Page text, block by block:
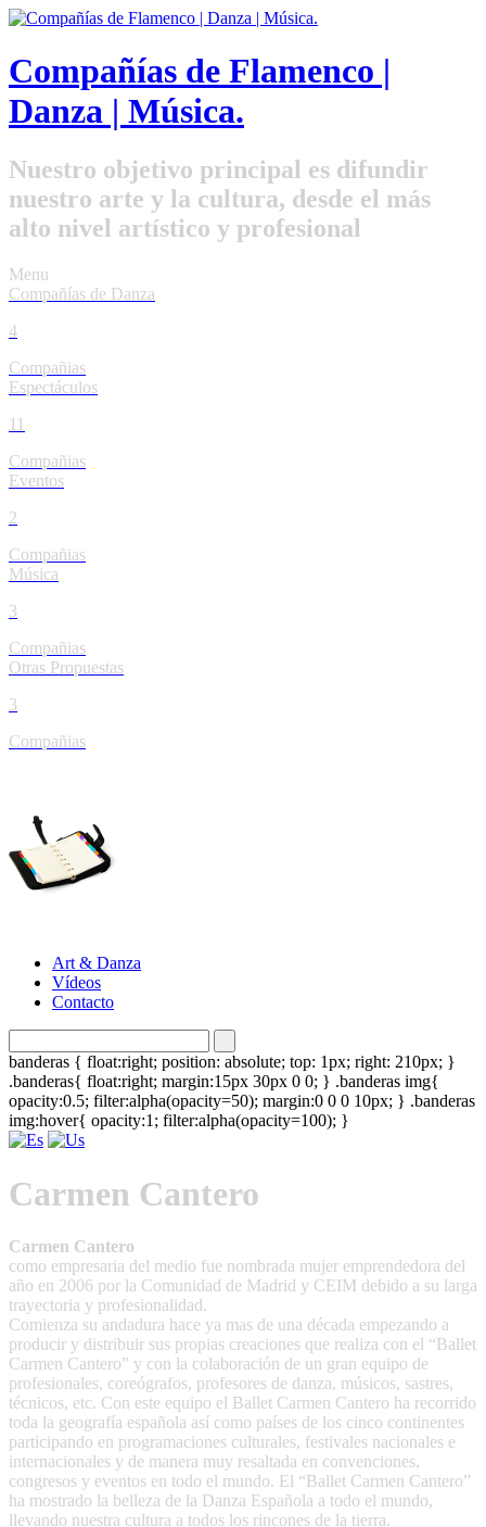
Compañías de Flamenco |
Danza | Música.
Nuestro objetivo principal es difundir
nuestro arte y la cultura, desde el más
alto nivel artístico y profesional
Menu
Compañías de Danza
4
Compañias
Espectáculos
11
Compañias
Eventos
2
Compañias
Música
3
Compañias
Otras Propuestas
3
Compañias
Art & Danza
Vídeos
Contacto
banderas { float:right; position: absolute; top: 1px; right: 210px; }
.banderas{ float:right; margin:15px 30px 0 0; } .banderas img{
opacity:0.5; filter:alpha(opacity=50); margin:0 0 0 10px; } .banderas
img:hover{ opacity:1; filter:alpha(opacity=100); }
Carmen Cantero
Carmen Cantero
como empresaria del medio fue nombrada mujer emprendedora del
año en 2006 por la Comunidad de Madrid y CEIM debido a su larga
trayectoria y profesionalidad.
Comienza su andadura hace ya mas de una década empezando a
producir y distribuir sus propias creaciones que realiza con el “Ballet
Carmen Cantero” y con la colaboración de un gran equipo de
profesionales, coreógrafos, profesores de danza, músicos, sastres,
técnicos, etc. Con este equipo el Ballet Carmen Cantero ha recorrido
toda la geografía española así como países de los cinco continentes
participando en programaciones culturales, festivales nacionales e
internacionales y de manera muy resaltada en convenciones,
congresos y eventos en todo el mundo. El “Ballet Carmen Cantero”
ha mostrado la belleza de la Danza Española a todo el mundo,
llevando nuestra cultura a todos los rincones de la tierra.